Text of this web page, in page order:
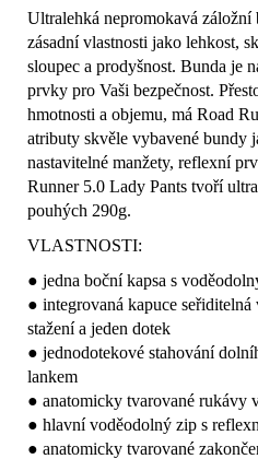
Ultralehká nepromokavá záložní
zásadní vlastnosti jako lehkost,
sloupec a prodyšnost. Bunda je
prvky pro Vaši bezpečnost.
hmotnosti a objemu, má Road
atributy skvěle vybavené bundy
nastavitelné manžety, reflexní
Runner 5.0 Lady Pants tvoří
pouhých 290g.
VLASTNOSTI:
● jedna boční kapsa s
● integrovaná kapuce
stažení a jeden dotek
● jednodotekové stahování
lankem
● anatomicky tvarované rukávy
● hlavní voděodolný zip s
● anatomicky tvarované